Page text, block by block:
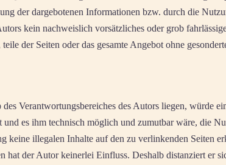
der dargebotenen Informationen bzw. durch die
kein nachweislich vorsätzliches oder grob
der Seiten oder das gesamte Angebot ohne
Verantwortungsbereiches des Autors liegen, würde
es ihm technisch möglich und zumutbar wäre, die
illegalen Inhalte auf den zu verlinkenden Seiten
der Autor keinerlei Einfluss. Deshalb distanziert er